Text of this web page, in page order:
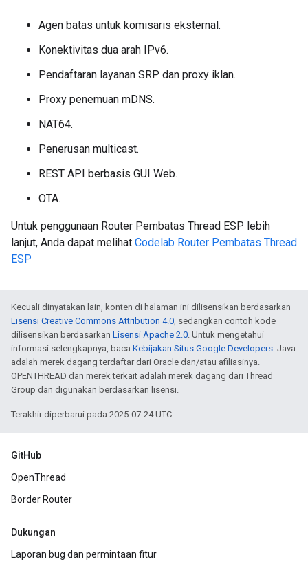
Agen batas untuk komisaris eksternal.
Konektivitas dua arah IPv6.
Pendaftaran layanan SRP dan proxy iklan.
Proxy penemuan mDNS.
NAT64.
Penerusan multicast.
REST API berbasis GUI Web.
OTA.
Untuk penggunaan Router Pembatas Thread ESP lebih
lanjut, Anda dapat melihat Codelab Router Pembatas Thread
ESP
Kecuali dinyatakan lain, konten di halaman ini dilisensikan berdasarkan
Lisensi Creative Commons Attribution 4.0 , sedangkan contoh kode
dilisensikan berdasarkan Lisensi Apache 2.0 . Untuk mengetahui
informasi selengkapnya, baca Kebijakan Situs Google Developers . Java
adalah merek dagang terdaftar dari Oracle dan/atau afiliasinya.
OPENTHREAD dan merek terkait adalah merek dagang dari Thread
Group dan digunakan berdasarkan lisensi.
Terakhir diperbarui pada 2025-07-24 UTC.
GitHub
OpenThread
Border Router
Dukungan
Laporan bug dan permintaan fitur